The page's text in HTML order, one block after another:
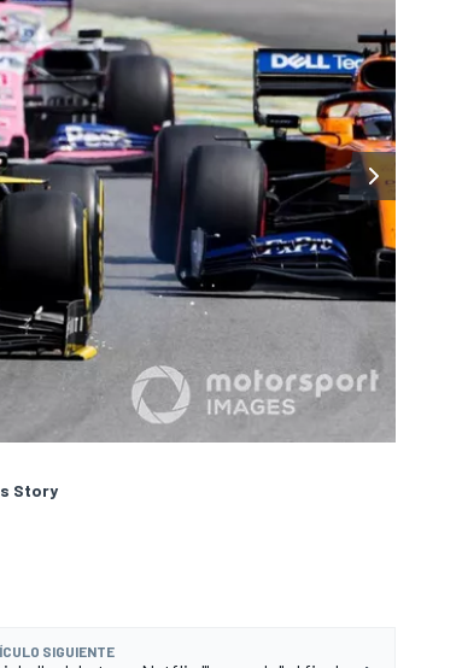
Story
SIGUIENTE